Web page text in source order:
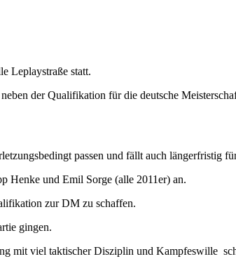
Leplaystraße statt.
der Qualifikation für die deutsche
passen und fällt auch längerfristig
Henke und Emil Sorge (alle 2011er) an.
zur DM zu schaffen.
gingen.
mit viel taktischer Disziplin und Kampfeswille